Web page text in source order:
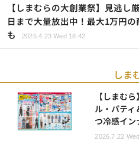
【しまむらの大創業祭】見逃し
日まで大量放出中！最大1万円
も
2025.4.23 Wed 18:42
しま
【しまむ
ル・パティ
つ冷感イン
2026.7.22